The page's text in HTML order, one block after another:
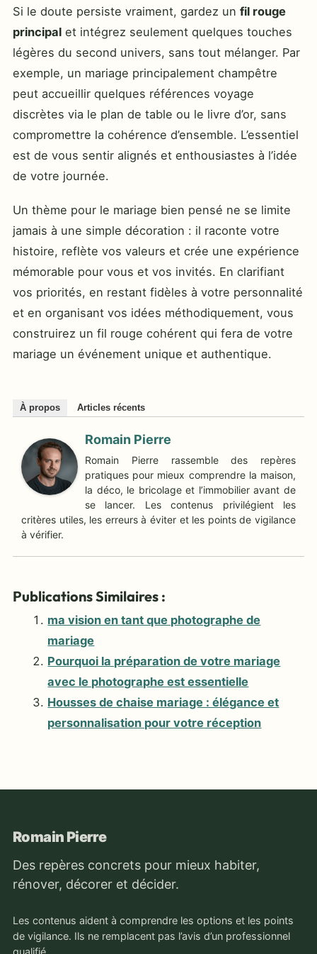
Si le doute persiste vraiment, gardez un fil rouge
principal et intégrez seulement quelques touches
légères du second univers, sans tout mélanger. Par
exemple, un mariage principalement champêtre
peut accueillir quelques références voyage
discrètes via le plan de table ou le livre d’or, sans
compromettre la cohérence d’ensemble. L’essentiel
est de vous sentir alignés et enthousiastes à l’idée
de votre journée.
Un thème pour le mariage bien pensé ne se limite
jamais à une simple décoration : il raconte votre
histoire, reflète vos valeurs et crée une expérience
mémorable pour vous et vos invités. En clarifiant
vos priorités, en restant fidèles à votre personnalité
et en organisant vos idées méthodiquement, vous
construirez un fil rouge cohérent qui fera de votre
mariage un événement unique et authentique.
À propos Articles récents
Romain Pierre
Romain Pierre rassemble des repères
pratiques pour mieux comprendre la maison,
la déco, le bricolage et l’immobilier avant de
se lancer. Les contenus privilégient les
critères utiles, les erreurs à éviter et les points de vigilance
à vérifier.
Publications Similaires :
ma vision en tant que photographe de
mariage
Pourquoi la préparation de votre mariage
avec le photographe est essentielle
Housses de chaise mariage : élégance et
personnalisation pour votre réception
Romain Pierre
Des repères concrets pour mieux habiter,
rénover, décorer et décider.
Les contenus aident à comprendre les options et les points
de vigilance. Ils ne remplacent pas l’avis d’un professionnel
qualifié.